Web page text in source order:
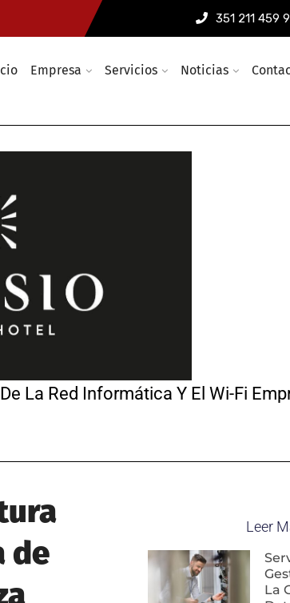
351 211 459
Empresa Servicios Noticias
La Red Informática Y El Wi-Fi
de
Leer
La